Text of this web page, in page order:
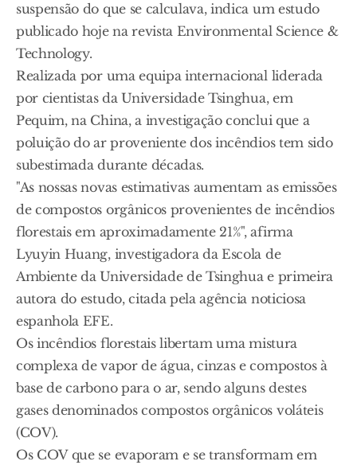
suspensão do que se calculava, indica um estudo
publicado hoje na revista Environmental Science &
Technology.
Realizada por uma equipa internacional liderada
por cientistas da Universidade Tsinghua, em
Pequim, na China, a investigação conclui que a
poluição do ar proveniente dos incêndios tem sido
subestimada durante décadas.
"As nossas novas estimativas aumentam as emissões
de compostos orgânicos provenientes de incêndios
florestais em aproximadamente 21%", afirma
Lyuyin Huang, investigadora da Escola de
Ambiente da Universidade de Tsinghua e primeira
autora do estudo, citada pela agência noticiosa
espanhola EFE.
Os incêndios florestais libertam uma mistura
complexa de vapor de água, cinzas e compostos à
base de carbono para o ar, sendo alguns destes
gases denominados compostos orgânicos voláteis
(COV).
Os COV que se evaporam e se transformam em